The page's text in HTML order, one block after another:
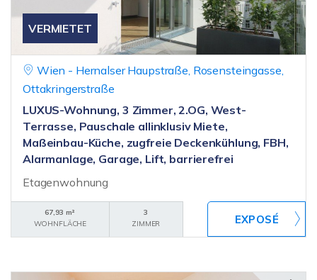
VERMIETET
Wien - Hernalser Haupstraße, Rosensteingasse,
Ottakringerstraße
LUXUS-Wohnung, 3 Zimmer, 2.OG, West-
Terrasse, Pauschale allinklusiv Miete,
Maßeinbau-Küche, zugfreie Deckenkühlung, FBH,
Alarmanlage, Garage, Lift, barrierefrei
Etagenwohnung
67,93 m²
WOHNFLÄCHE
3
ZIMMER